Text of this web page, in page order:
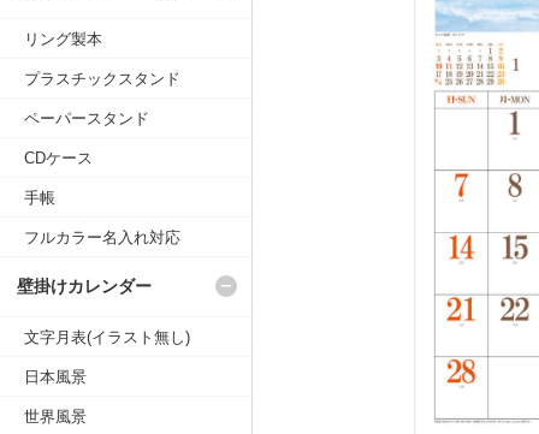
リング製本
プラスチックスタンド
ペーパースタンド
CDケース
手帳
フルカラー名入れ対応
壁掛けカレンダー
文字月表(イラスト無し)
日本風景
世界風景